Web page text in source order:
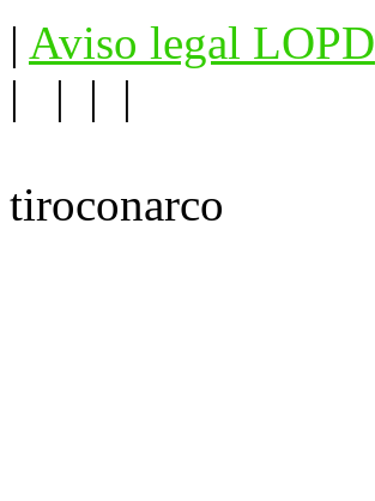
| Aviso legal LOPD
| | | |
tiroconarco